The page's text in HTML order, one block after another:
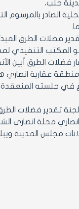
حلب،
الطرق المبدئي
التنفيذي لمجلس
فضلات الطرق أبين
المنعقدة بتاريخ